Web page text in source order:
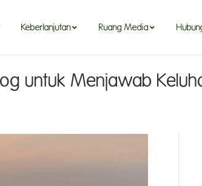
Keberlanjutan Ruang Media
untuk Menjawab